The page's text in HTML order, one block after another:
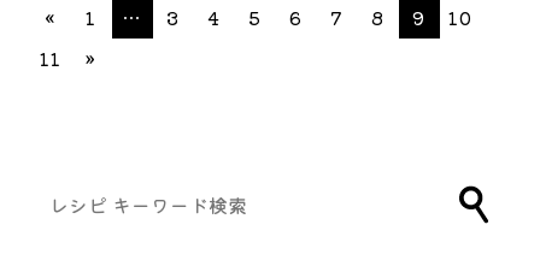
« 1 … 3 4 5 6 7 8 9
10
11
»